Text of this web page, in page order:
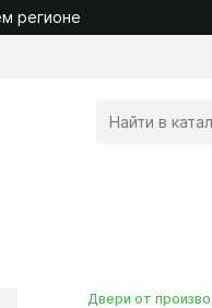
регионе
Двери от